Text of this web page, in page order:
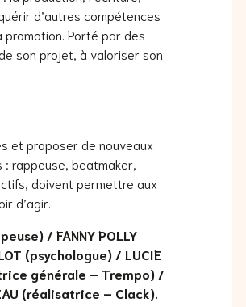
d’autres compétences
promotion. Porté par des
son projet, à valoriser son
et proposer de nouveaux
: rappeuse, beatmaker,
doivent permettre aux
d’agir.
/ FANNY POLLY
(psychologue) / LUCIE
générale – Trempo) /
(réalisatrice – Clack).